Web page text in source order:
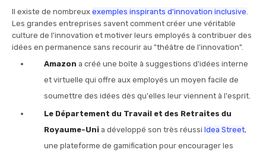
Il existe de nombreux exemples inspirants d'innovation inclusive.
Les grandes entreprises savent comment créer une véritable
culture de l'innovation et motiver leurs employés à contribuer des
idées en permanence sans recourir au "théâtre de l'innovation".
Amazon a créé une boîte à suggestions d'idées interne
et virtuelle qui offre aux employés un moyen facile de
soumettre des idées dès qu'elles leur viennent à l'esprit.
Le Département du Travail et des Retraites du
Royaume-Uni a développé son très réussi Idea Street,
une plateforme de gamification pour encourager les